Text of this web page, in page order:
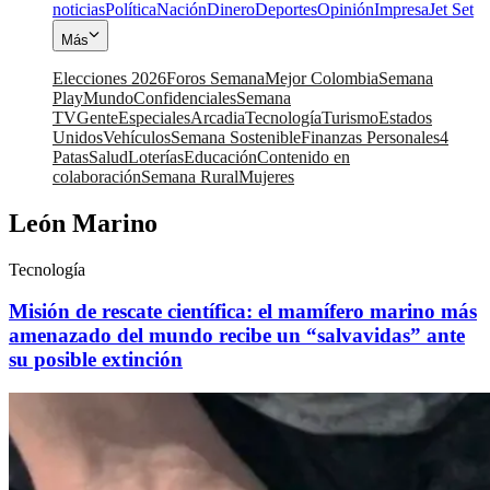
noticiasPolíticaNaciónDineroDeportesOpiniónImpresaJet Set
Más
Elecciones 2026Foros SemanaMejor ColombiaSemana
PlayMundoConfidencialesSemana
TVGenteEspecialesArcadiaTecnologíaTurismoEstados
UnidosVehículosSemana SostenibleFinanzas Personales4
PatasSaludLoteríasEducaciónContenido en
colaboraciónSemana RuralMujeres
León Marino
Tecnología
Misión de rescate científica: el mamífero marino más
amenazado del mundo recibe un “salvavidas” ante
su posible extinción